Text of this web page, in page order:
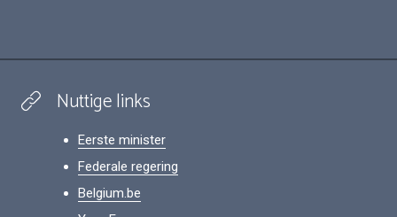
Nuttige links
Eerste minister
Federale regering
Belgium.be